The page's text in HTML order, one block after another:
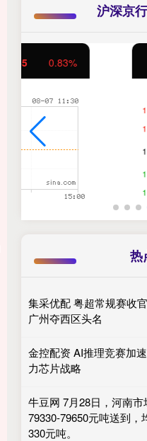
沪深京
北证50
热
集采优配 粤超常规赛收
广州夺西区头名
金控配资 AI推理竞赛加
力芯片战略
牛豆网 7月28日，河南
79330-79650元吨送到，
330元吨。